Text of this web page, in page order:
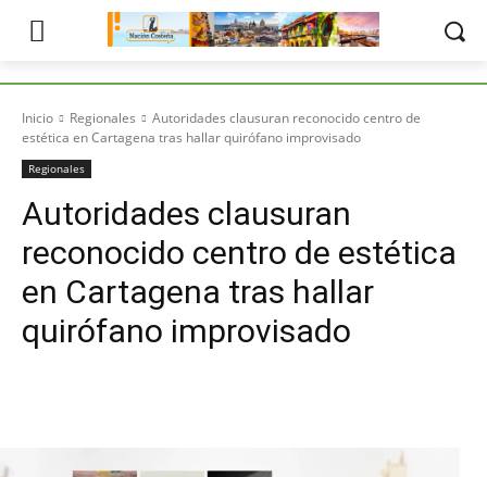
Inicio Regionales
Autoridades clausuran reconocido centro de
estética en Cartagena tras hallar quirófano improvisado
Regionales
Autoridades clausuran
reconocido centro de estética
en Cartagena tras hallar
quirófano improvisado